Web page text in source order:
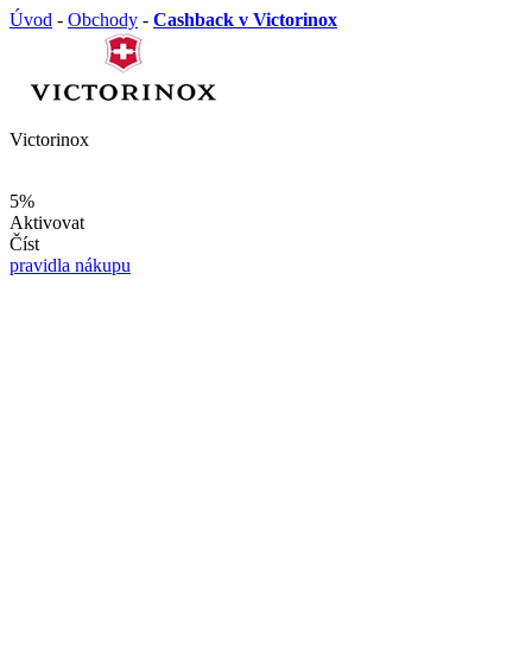
Úvod - Obchody - Cashback v Victorinox
Victorinox
5%
Aktivovat
Číst
pravidla nákupu